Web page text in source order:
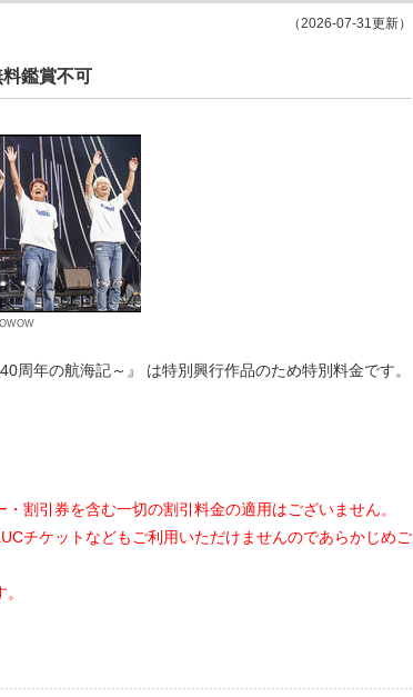
（2026-07-31更新）
料鑑賞不可
周年の航海記～』 は特別興行作品のため特別料金です。
割引券を含む一切の割引料金の適用はございません。
チケットなどもご利用いただけませんのであらかじめご